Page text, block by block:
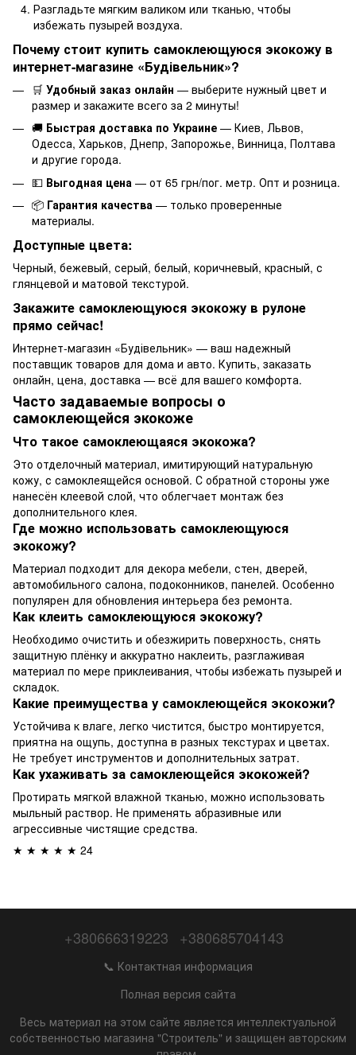
Разгладьте мягким валиком или тканью, чтобы
избежать пузырей воздуха.
Почему стоит купить самоклеющуюся экокожу в
интернет-магазине «Будівельник»?
🛒 Удобный заказ онлайн — выберите нужный цвет и
размер и закажите всего за 2 минуты!
🚚 Быстрая доставка по Украине — Киев, Львов,
Одесса, Харьков, Днепр, Запорожье, Винница, Полтава
и другие города.
💵 Выгодная цена — от 65 грн/пог. метр. Опт и розница.
📦 Гарантия качества — только проверенные
материалы.
Доступные цвета:
Черный, бежевый, серый, белый, коричневый, красный, с
глянцевой и матовой текстурой.
Закажите самоклеющуюся экокожу в рулоне
прямо сейчас!
Интернет-магазин «Будівельник» — ваш надежный
поставщик товаров для дома и авто. Купить, заказать
онлайн, цена, доставка — всё для вашего комфорта.
Часто задаваемые вопросы о
самоклеющейся экокоже
Что такое самоклеющаяся экокожа?
Это отделочный материал, имитирующий натуральную
кожу, с самоклеящейся основой. С обратной стороны уже
нанесён клеевой слой, что облегчает монтаж без
дополнительного клея.
Где можно использовать самоклеющуюся
экокожу?
Материал подходит для декора мебели, стен, дверей,
автомобильного салона, подоконников, панелей. Особенно
популярен для обновления интерьера без ремонта.
Как клеить самоклеющуюся экокожу?
Необходимо очистить и обезжирить поверхность, снять
защитную плёнку и аккуратно наклеить, разглаживая
материал по мере приклеивания, чтобы избежать пузырей и
складок.
Какие преимущества у самоклеющейся экокожи?
Устойчива к влаге, легко чистится, быстро монтируется,
приятна на ощупь, доступна в разных текстурах и цветах.
Не требует инструментов и дополнительных затрат.
Как ухаживать за самоклеющейся экокожей?
Протирать мягкой влажной тканью, можно использовать
мыльный раствор. Не применять абразивные или
агрессивные чистящие средства.
★ ★ ★ ★ ★ 24
+380666319223 +380685704143
📞 Контактная информация
Полная версия сайта
Весь материал на этом сайте является интеллектуальной
собственностью магазина "Строитель" и защищен авторским